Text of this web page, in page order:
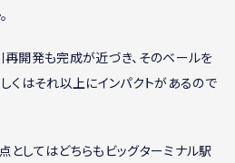
開発も完成が近づき、そのベールを
くはそれ以上にインパクトがあるので
してはどちらもビッグターミナル駅